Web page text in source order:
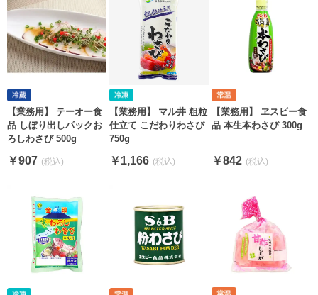
【業務用】 テーオー食
品 しぼり出しパックお
ろしわさび 500g
￥907
【業務用】 マル井 粗粒
仕立て こだわりわさび
750g
￥1,166
【業務用】 ヱスビー食
品 本生本わさび 300g
￥842